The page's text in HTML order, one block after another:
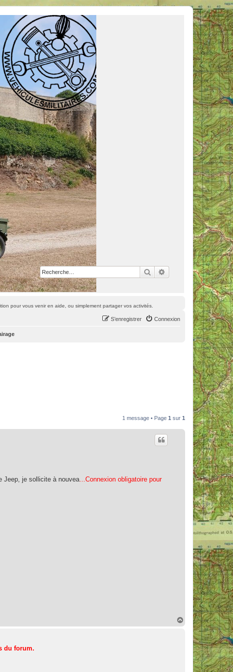
RechercherRecherche avancée
vous venir en aide, ou simplement partager vos activités.
pour vous venir en aide, ou simplement partager vos activités.
Connexion
S’enregistrer
1 message • Page 1 sur 1
Jeep, je sollicite à nouvea ...Connexion obligatoire pour
du forum.